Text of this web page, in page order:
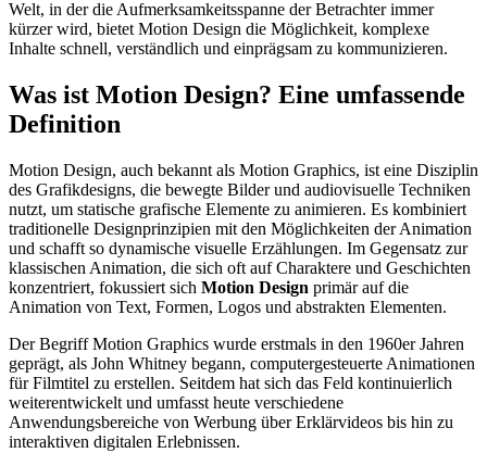
Welt, in der die Aufmerksamkeitsspanne der Betrachter immer
kürzer wird, bietet Motion Design die Möglichkeit, komplexe
Inhalte schnell, verständlich und einprägsam zu kommunizieren.
Was ist Motion Design? Eine umfassende
Definition
Motion Design, auch bekannt als Motion Graphics, ist eine Disziplin
des Grafikdesigns, die bewegte Bilder und audiovisuelle Techniken
nutzt, um statische grafische Elemente zu animieren. Es kombiniert
traditionelle Designprinzipien mit den Möglichkeiten der Animation
und schafft so dynamische visuelle Erzählungen. Im Gegensatz zur
klassischen Animation, die sich oft auf Charaktere und Geschichten
konzentriert, fokussiert sich Motion Design primär auf die
Animation von Text, Formen, Logos und abstrakten Elementen.
Der Begriff Motion Graphics wurde erstmals in den 1960er Jahren
geprägt, als John Whitney begann, computergesteuerte Animationen
für Filmtitel zu erstellen. Seitdem hat sich das Feld kontinuierlich
weiterentwickelt und umfasst heute verschiedene
Anwendungsbereiche von Werbung über Erklärvideos bis hin zu
interaktiven digitalen Erlebnissen.